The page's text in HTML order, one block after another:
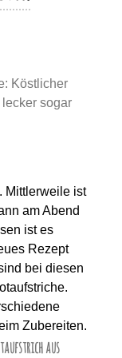
Köstlicher
sogar
Mittlerweile ist
am Abend
ist es
Rezept
bei diesen
Zubereiten.
aus